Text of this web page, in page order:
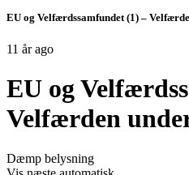
EU og Velfærdssamfundet (1) –
11 år ago
EU og
Velfærden
Dæmp belysning